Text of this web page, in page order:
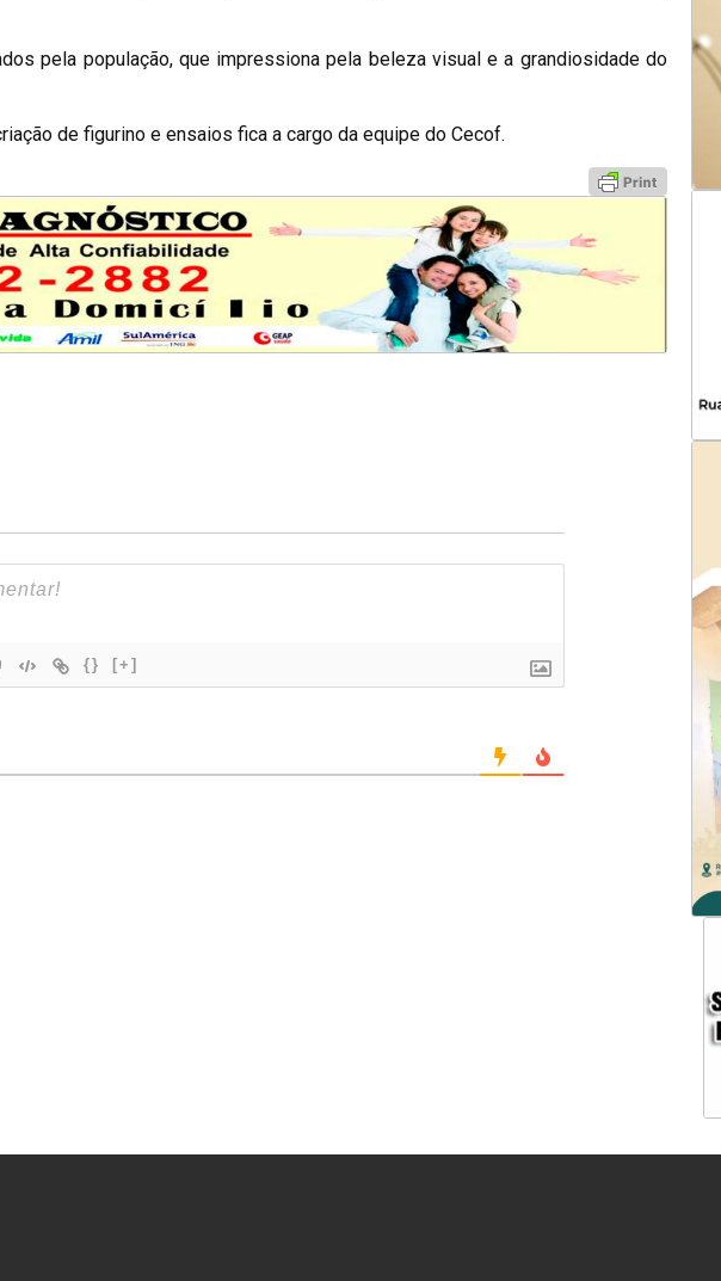
pela população, que impressiona pela beleza visual e a grandiosidade do
de figurino e ensaios fica a cargo da equipe do Cecof.
{} [+]